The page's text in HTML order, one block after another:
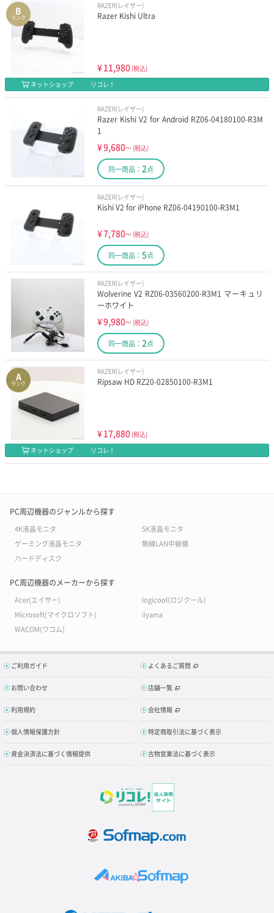
B
ランク
RAZER(レイザー)
Razer Kishi Ultra
¥11,980 (税込)
ネットショップ
リコレ！
RAZER(レイザー)
Razer Kishi V2 for Android RZ06-04180100-R3M
1
¥9,680～ (税込)
同一商品： 2点
RAZER(レイザー)
Kishi V2 for iPhone RZ06-04190100-R3M1
¥7,780～ (税込)
同一商品： 5点
RAZER(レイザー)
Wolverine V2 RZ06-03560200-R3M1 マーキュリ
ーホワイト
¥9,980～ (税込)
同一商品： 2点
A
ランク
RAZER(レイザー)
Ripsaw HD RZ20-02850100-R3M1
¥17,880 (税込)
ネットショップ
リコレ！
PC周辺機器のジャンルから探す
4K液晶モニタ
5K液晶モニタ
ゲーミング液晶モニタ
無線LAN中継機
ハードディスク
PC周辺機器のメーカーから探す
Acer(エイサー)
logicool(ロジクール)
Microsoft(マイクロソフト)
iiyama
WACOM(ワコム)
ご利用ガイド よくあるご質問
お問い合わせ 店舗一覧
利用規約 会社情報
個人情報保護方針 特定商取引法に基づく表示
資金決済法に基づく情報提供 古物営業法に基づく表示